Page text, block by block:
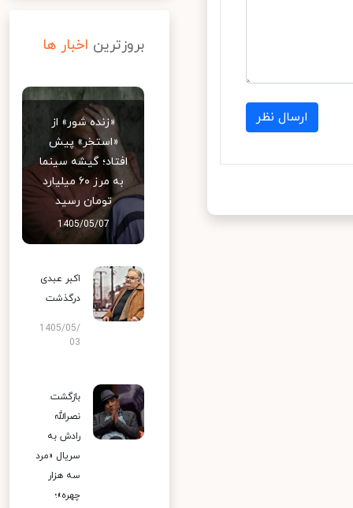
ارسال نظر
بروزترین اخبار ها
«زنده شور» از
«استخر» پیش
افتاد؛ گیشه سینما
به مرز ۶۰ میلیارد
تومان رسید
1405/05/07
اکبر عبدی
درگذشت
1405/05/
03
بازگشت
نصرالله
رادش به
سریال «مرد
سه هزار
چهره»؛